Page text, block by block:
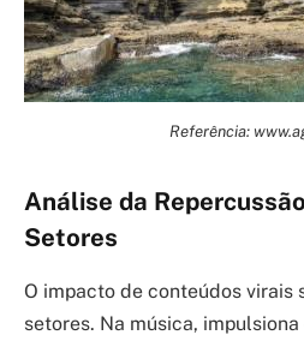
Referência:
Análise da
Setores
O impacto de conteúdos virais
setores. Na música,